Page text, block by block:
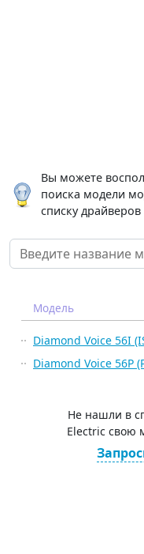
Вы можете
поиска модели
списку
Модель
Diamond Voice 56I
Diamond Voice 56P
Не нашли в
Electric свою